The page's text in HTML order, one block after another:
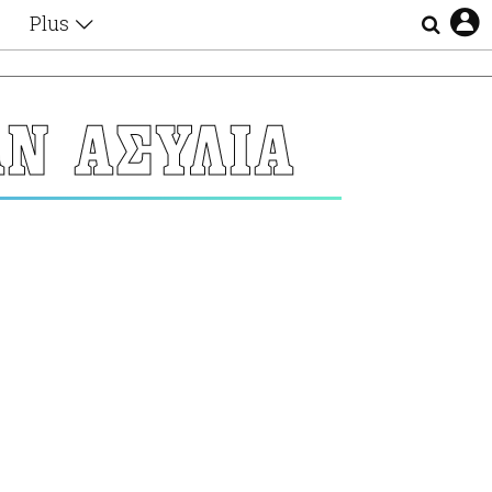
Plus
Αφιερώματα
ΑΣΥΛΙΑ